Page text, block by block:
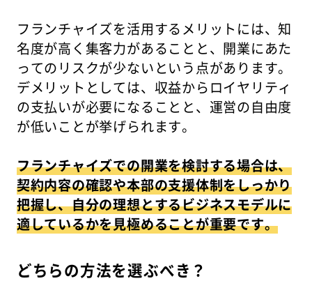
フランチャイズを活用するメリットには、知
名度が高く集客力があることと、開業にあた
ってのリスクが少ないという点があります。
デメリットとしては、収益からロイヤリティ
の支払いが必要になることと、運営の自由度
が低いことが挙げられます。
フランチャイズでの開業を検討する場合は、
契約内容の確認や本部の支援体制をしっかり
把握し、自分の理想とするビジネスモデルに
適しているかを見極めることが重要です。
どちらの方法を選ぶべき？